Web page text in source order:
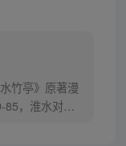
竹亭》原著漫
85，淮水对应